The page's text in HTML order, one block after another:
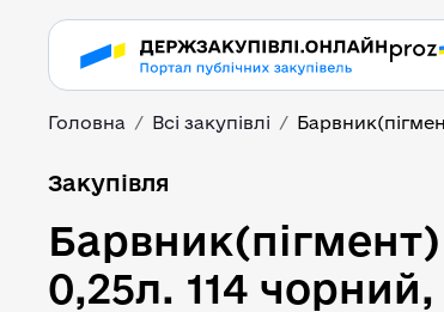
Головна Всі закупівлі
Закупівля
0,25л. 114